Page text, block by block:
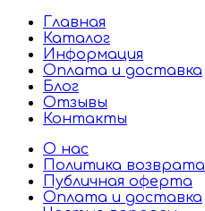
Главная
Каталог
Информация
Оплата и доставка
Блог
Отзывы
Контакты
О нас
Политика возврата
Публичная оферта
Оплата и доставка